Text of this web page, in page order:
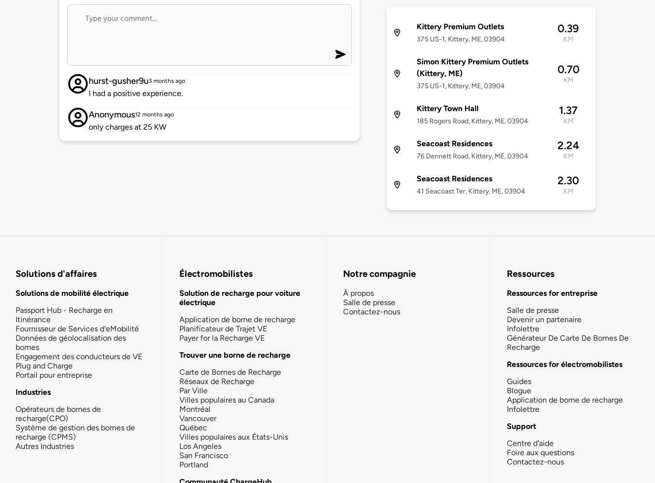
hurst-gusher9u3 months ago
I had a positive experience.
Anonymous12 months ago
only charges at 25 KW
Kittery Premium Outlets
375 US-1, Kittery, ME, 03904
0.39
KM
Simon Kittery Premium Outlets
(Kittery, ME)
375 US-1, Kittery, ME, 03904
0.70
KM
Kittery Town Hall
185 Rogers Road, Kittery, ME, 03904
1.37
KM
Seacoast Residences
76 Dennett Road, Kittery, ME, 03904
2.24
KM
Seacoast Residences
41 Seacoast Ter, Kittery, ME, 03904
2.30
KM
Solutions d'affaires
Solutions de mobilité électrique
Passport Hub - Recharge en
Itinérance
Fournisseur de Services d'eMobilité
Données de géolocalisation des
bornes
Engagement des conducteurs de VE
Plug and Charge
Portail pour entreprise
Industries
Opérateurs de bornes de
recharge(CPO)
Système de gestion des bornes de
recharge (CPMS)
Autres Industries
Électromobilistes
Solution de recharge pour voiture
électrique
Application de borne de recharge
Planificateur de Trajet VE
Payer for la Recharge VE
Trouver une borne de recharge
Carte de Bornes de Recharge
Réseaux de Recharge
Par Ville
Villes populaires au Canada
Montréal
Vancouver
Québec
Villes populaires aux États-Unis
Los Angeles
San Francisco
Portland
Notre compagnie
À propos
Salle de presse
Contactez-nous
Ressources
Ressources for entreprise
Salle de presse
Devenir un partenaire
Infolettre
Générateur De Carte De Bornes De
Recharge
Ressources for électromobilistes
Guides
Blogue
Application de borne de recharge
Infolettre
Support
Centre d'aide
Foire aux questions
Contactez-nous